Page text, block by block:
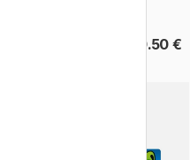
10.50 €